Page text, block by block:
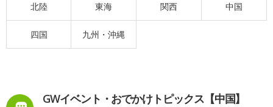
北陸 東海 関西 中国
四国 九州・沖縄
GWイベント・おでかけトピックス【中国】